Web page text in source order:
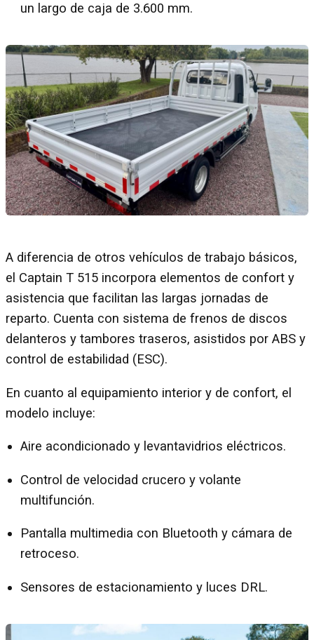
un largo de caja de 3.600 mm.
A diferencia de otros vehículos de trabajo básicos,
el Captain T 515 incorpora elementos de confort y
asistencia que facilitan las largas jornadas de
reparto. Cuenta con sistema de frenos de discos
delanteros y tambores traseros, asistidos por ABS y
control de estabilidad (ESC).
En cuanto al equipamiento interior y de confort, el
modelo incluye:
Aire acondicionado y levantavidrios eléctricos.
Control de velocidad crucero y volante
multifunción.
Pantalla multimedia con Bluetooth y cámara de
retroceso.
Sensores de estacionamiento y luces DRL.